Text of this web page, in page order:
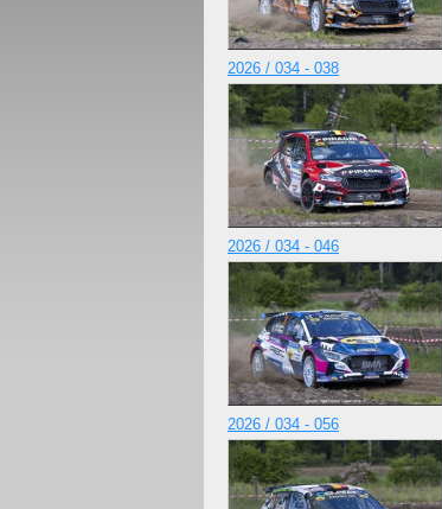
2026 / 034 - 038
2026 / 034 - 046
2026 / 034 - 056